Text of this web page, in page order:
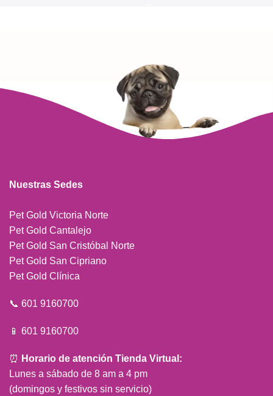
Nuestras Sedes
Pet Gold Victoria Norte
Pet Gold Cantalejo
Pet Gold San Cristóbal Norte
Pet Gold San Cipriano
Pet Gold Clínica
📞 601 9160700
📱 601 9160700
⏰ Horario de atención Tienda Virtual:
Lunes a sábado de 8 am a 4 pm
(domingos y festivos sin servicio)